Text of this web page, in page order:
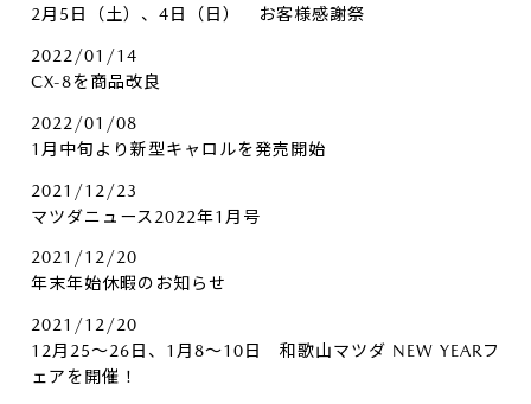
2月5日（土）、4日（日） お客様感謝祭
2022/01/14
CX-8を商品改良
2022/01/08
1月中旬より新型キャロルを発売開始
2021/12/23
マツダニュース2022年1月号
2021/12/20
年末年始休暇のお知らせ
2021/12/20
12月25～26日、1月8～10日 和歌山マツダ NEW YEARフ
ェアを開催！